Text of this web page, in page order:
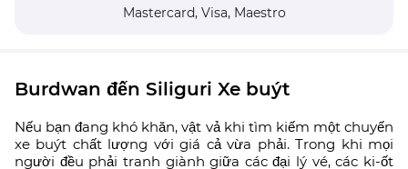
Mastercard, Visa, Maestro
Burdwan đến Siliguri Xe buýt
Nếu bạn đang khó khăn, vật vả khi tìm kiếm một chuyến
xe buýt chất lượng với giá cả vừa phải. Trong khi mọi
người đều phải tranh giành giữa các đại lý vé, các ki-ốt